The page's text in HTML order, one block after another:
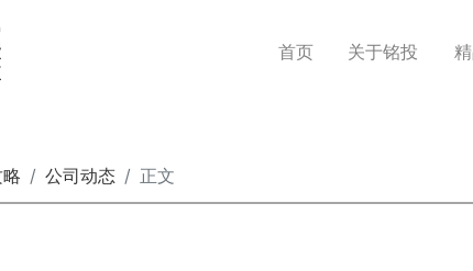
首页 关于铭投
公司动态 正文